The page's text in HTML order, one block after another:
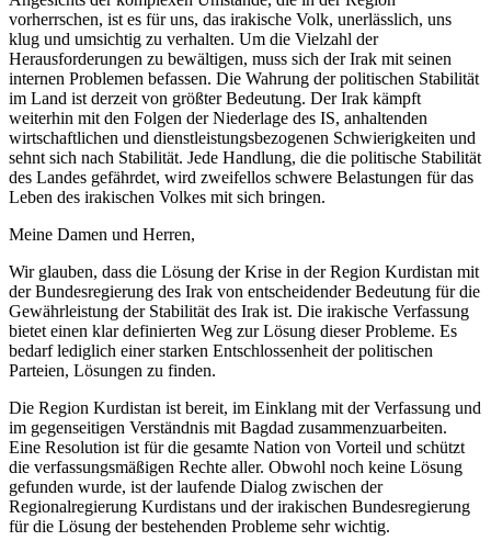
vorherrschen, ist es für uns, das irakische Volk, unerlässlich, uns
klug und umsichtig zu verhalten. Um die Vielzahl der
Herausforderungen zu bewältigen, muss sich der Irak mit seinen
internen Problemen befassen. Die Wahrung der politischen Stabilität
im Land ist derzeit von größter Bedeutung. Der Irak kämpft
weiterhin mit den Folgen der Niederlage des IS, anhaltenden
wirtschaftlichen und dienstleistungsbezogenen Schwierigkeiten und
sehnt sich nach Stabilität. Jede Handlung, die die politische Stabilität
des Landes gefährdet, wird zweifellos schwere Belastungen für das
Leben des irakischen Volkes mit sich bringen.
Meine Damen und Herren,
Wir glauben, dass die Lösung der Krise in der Region Kurdistan mit
der Bundesregierung des Irak von entscheidender Bedeutung für die
Gewährleistung der Stabilität des Irak ist. Die irakische Verfassung
bietet einen klar definierten Weg zur Lösung dieser Probleme. Es
bedarf lediglich einer starken Entschlossenheit der politischen
Parteien, Lösungen zu finden.
Die Region Kurdistan ist bereit, im Einklang mit der Verfassung und
im gegenseitigen Verständnis mit Bagdad zusammenzuarbeiten.
Eine Resolution ist für die gesamte Nation von Vorteil und schützt
die verfassungsmäßigen Rechte aller. Obwohl noch keine Lösung
gefunden wurde, ist der laufende Dialog zwischen der
Regionalregierung Kurdistans und der irakischen Bundesregierung
für die Lösung der bestehenden Probleme sehr wichtig.